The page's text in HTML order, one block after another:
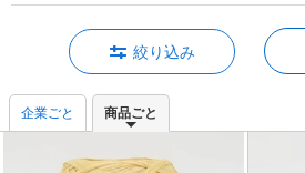
絞り込み
企業ごと 商品ごと